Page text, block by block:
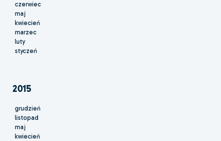
czerwiec
maj
kwiecień
marzec
luty
styczeń
2015
grudzień
listopad
maj
kwiecień